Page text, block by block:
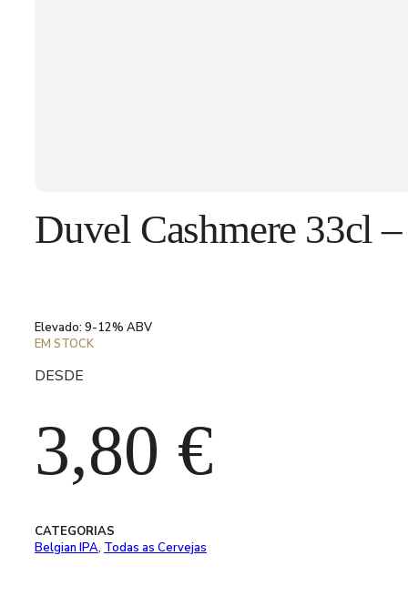
Duvel Cashmere 33cl
Elevado: 9-12% ABV
EM STOCK
DESDE
3,80 €
CATEGORIAS
Belgian IPA, Todas as Cervejas